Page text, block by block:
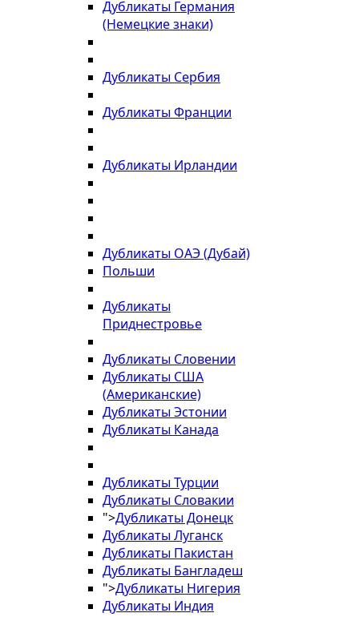
Дубликаты Германия
(Немецкие знаки)
Дубликаты Сербия
Дубликаты Франции
Дубликаты Ирландии
Дубликаты ОАЭ (Дубай)
Польши
Дубликаты
Приднестровье
Дубликаты Словении
Дубликаты США
(Американские)
Дубликаты Эстонии
Дубликаты Канада
Дубликаты Турции
Дубликаты Словакии
">Дубликаты Донецк
Дубликаты Луганск
Дубликаты Пакистан
Дубликаты Бангладеш
">Дубликаты Нигерия
Дубликаты Индия